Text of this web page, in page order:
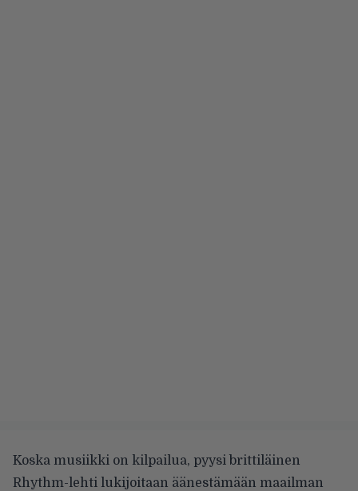
Koska musiikki on kilpailua, pyysi brittiläinen
Rhythm-lehti lukijoitaan äänestämään maailman